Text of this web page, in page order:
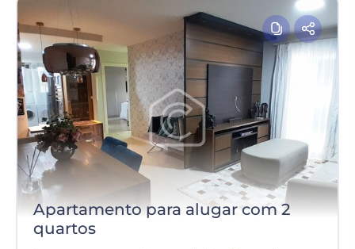
Apartamento para alugar com 2
quartos